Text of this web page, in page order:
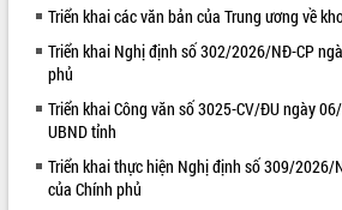
Lễ truy tặng danh hiệu “Bà Mẹ Việt
Nam Anh hùng” và trao Huân chương
Lao động
UBND tỉnh Đắk Lắk triển khai nhiệm
vụ 6 tháng cuối năm 2026
Kỳ họp thứ Hai, Hội đồng nhân dân
tỉnh khóa XI quyết nghị nhiều nội dung
quan trọng
Triển khai các văn bản của Trung ương về
Triển khai Nghị định số 302/2026/NĐ-CP
phủ
Triển khai Công văn số 3025-CV/ĐU ngày
UBND tỉnh
Triển khai thực hiện Nghị định số 309/
của Chính phủ